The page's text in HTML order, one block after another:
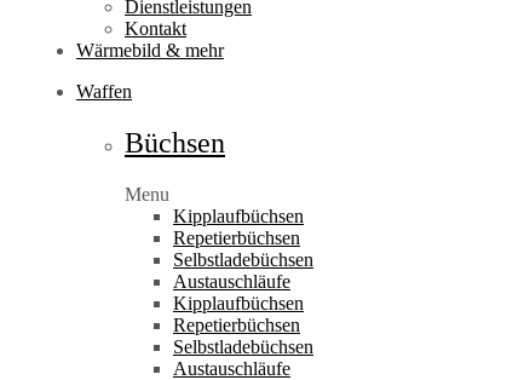
Dienstleistungen
Kontakt
Wärmebild & mehr
Waffen
Büchsen
Menu
Kipplaufbüchsen
Repetierbüchsen
Selbstladebüchsen
Austauschläufe
Kipplaufbüchsen
Repetierbüchsen
Selbstladebüchsen
Austauschläufe